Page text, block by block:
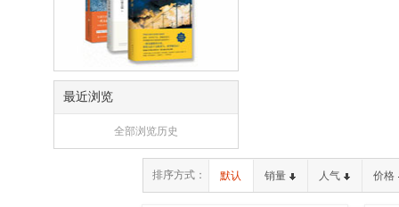
最近浏览
全部浏览历史
排序方式： 默认 销量 人气 价格